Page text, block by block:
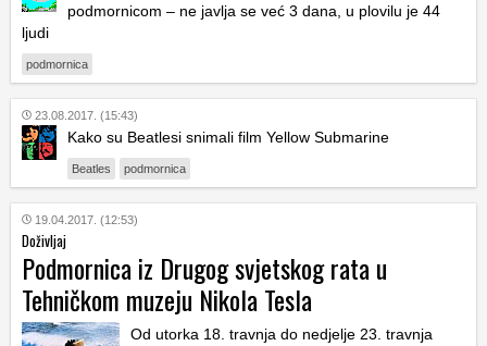
podmornicom – ne javlja se već 3 dana, u plovilu je 44
ljudi
podmornica
23.08.2017. (15:43)
Kako su Beatlesi snimali film Yellow Submarine
Beatles podmornica
19.04.2017. (12:53)
Doživljaj
Podmornica iz Drugog svjetskog rata u
Tehničkom muzeju Nikola Tesla
Od utorka 18. travnja do nedjelje 23. travnja